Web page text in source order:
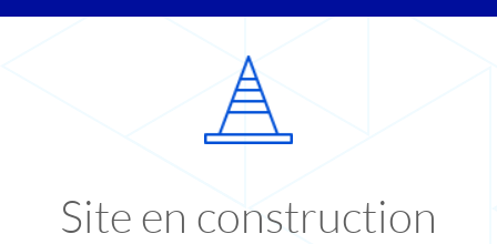
Site en construction